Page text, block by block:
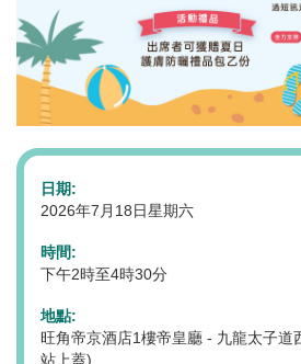
日期:
2026年7月18日星期六
時間:
下午2時至4時30分
地點:
旺角帝京酒店1樓帝皇廳 - 九龍太子道
站上蓋)